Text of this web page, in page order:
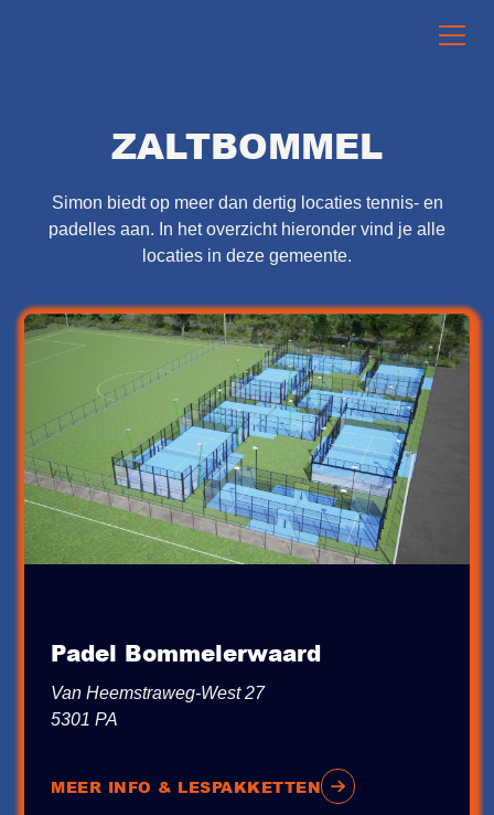
ZALTBOMMEL
Simon biedt op meer dan dertig locaties tennis- en
padelles aan. In het overzicht hieronder vind je alle
locaties in deze gemeente.
Padel Bommelerwaard
Van Heemstraweg-West 27
5301 PA
MEER INFO & LESPAKKETTEN